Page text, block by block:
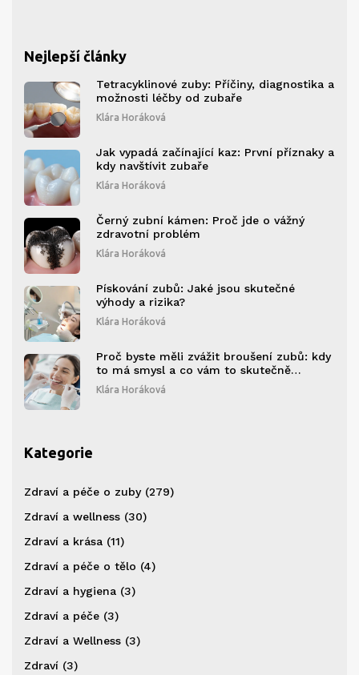
Nejlepší články
Tetracyklinové zuby: Příčiny, diagnostika a
možnosti léčby od zubaře
Klára Horáková
Jak vypadá začínající kaz: První příznaky a
kdy navštívit zubaře
Klára Horáková
Černý zubní kámen: Proč jde o vážný
zdravotní problém
Klára Horáková
Pískování zubů: Jaké jsou skutečné
výhody a rizika?
Klára Horáková
Proč byste měli zvážit broušení zubů: kdy
to má smysl a co vám to skutečně
přinese
Klára Horáková
Kategorie
Zdraví a péče o zuby (279)
Zdraví a wellness (30)
Zdraví a krása (11)
Zdraví a péče o tělo (4)
Zdraví a hygiena (3)
Zdraví a péče (3)
Zdraví a Wellness (3)
Zdraví (3)